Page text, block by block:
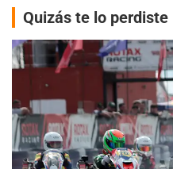
Quizás te lo perdiste